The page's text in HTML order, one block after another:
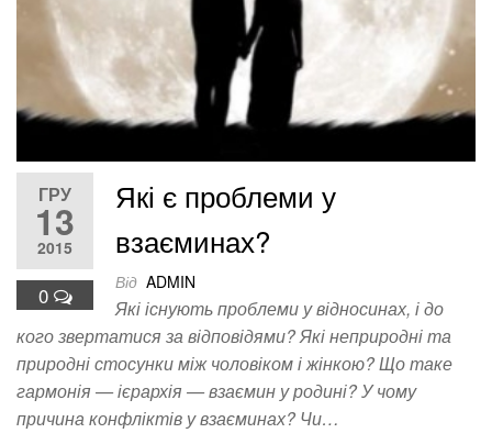
ГРУ
13
2015
0
Які є проблеми у
взаєминах?
Від ADMIN
Які існують проблеми у відносинах, і до
кого звертатися за відповідями? Які неприродні та
природні стосунки між чоловіком і жінкою? Що таке
гармонія — ієрархія — взаємин у родині? У чому
причина конфліктів у взаєминах? Чи…